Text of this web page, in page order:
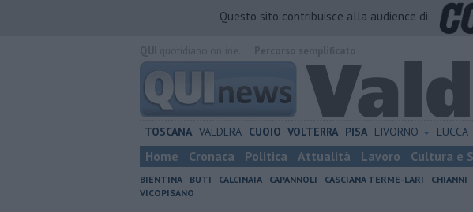
Questo sito contribuisce alla audience di
TOSCANA VALDERA CUOIO VOLTERRA PISA LIVORNO LUCCA
Home Cronaca Politica Attualità Lavoro Cultura e
BIENTINA BUTI CALCINAIA CAPANNOLI CASCIANA TERME-LARI CHIANNI
VICOPISANO